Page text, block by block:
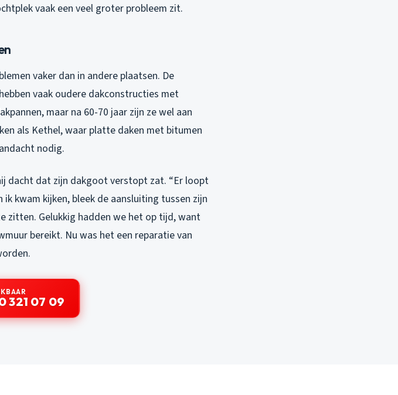
vaak een veel groter probleem zit.
vaker dan in andere plaatsen. De
vaak oudere dakconstructies met
maar na 60-70 jaar zijn ze wel aan
als Kethel, waar platte daken met bitumen
nodig.
dacht dat zijn dakgoot verstopt zat. “Er loopt
kwam kijken, bleek de aansluiting tussen zijn
zitten. Gelukkig hadden we het op tijd, want
bereikt. Nu was het een reparatie van
321 07 09